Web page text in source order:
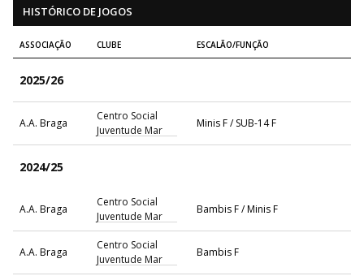
HISTÓRICO DE JOGOS
ASSOCIAÇÃO CLUBE ESCALÃO/FUNÇÃO
2025/26
A.A. Braga
Centro Social
Juventude Mar
Minis F / SUB-14 F
2024/25
A.A. Braga
Centro Social
Juventude Mar
Bambis F / Minis F
A.A. Braga
Centro Social
Juventude Mar
Bambis F